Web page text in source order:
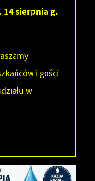
sierpnia g.
i gości
w